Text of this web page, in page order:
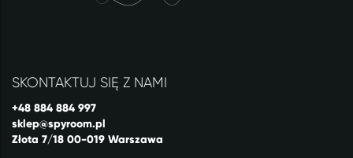
SKONTAKTUJ SIĘ Z NAMI
+48 884 884 997
sklep@spyroom.pl
Złota 7/18 00-019 Warszawa